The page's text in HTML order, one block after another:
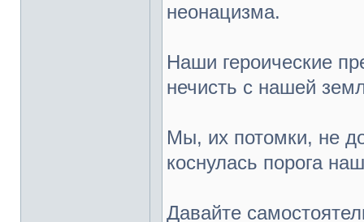
неонацизма.
Наши героические
нечисть с нашей
Мы, их потомки, не
коснулась порога
Давайте